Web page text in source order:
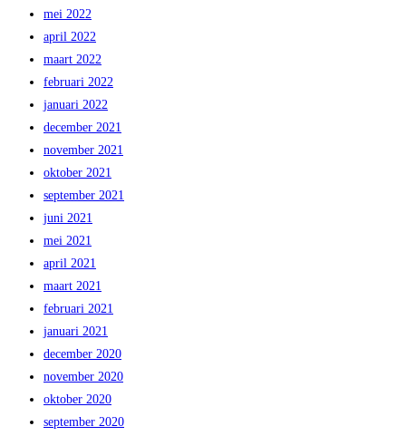
mei 2022
april 2022
maart 2022
februari 2022
januari 2022
december 2021
november 2021
oktober 2021
september 2021
juni 2021
mei 2021
april 2021
maart 2021
februari 2021
januari 2021
december 2020
november 2020
oktober 2020
september 2020